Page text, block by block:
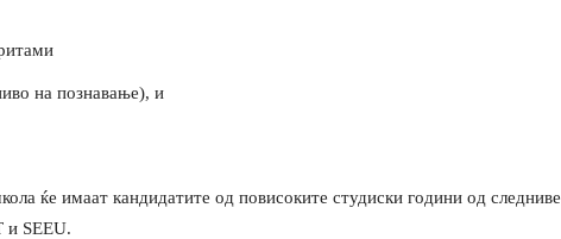
на познавање), и
ќе имаат кандидатите од повисоките студиски години од следниве
SEEU.